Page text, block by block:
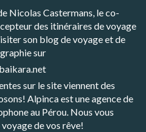
Nicolas Castermans, le co-
des itinéraires de voyage
son blog de voyage et de
sur
sur le site viennent des
Alpinca est une agence de
au Pérou. Nous vous
de vos rêve!